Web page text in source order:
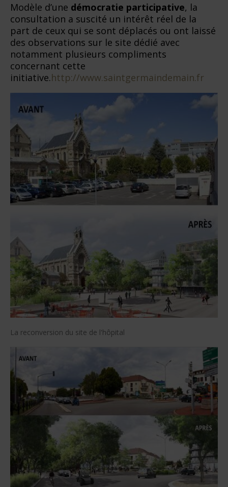
Modèle d’une démocratie participative, la
consultation a suscité un intérêt réel de la
part de ceux qui se sont déplacés ou ont laissé
des observations sur le site dédié avec
notamment plusieurs compliments
concernant cette
initiative.http://www.saintgermaindemain.fr
La reconversion du site de l'hôpital